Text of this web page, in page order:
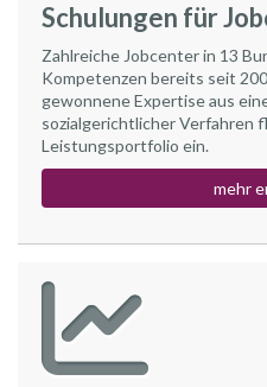
Schulungen für
Zahlreiche Jobcenter in 13
Kompetenzen bereits seit
gewonnene Expertise aus
sozialgerichtlicher Verfahren
Leistungsportfolio ein.
mehr